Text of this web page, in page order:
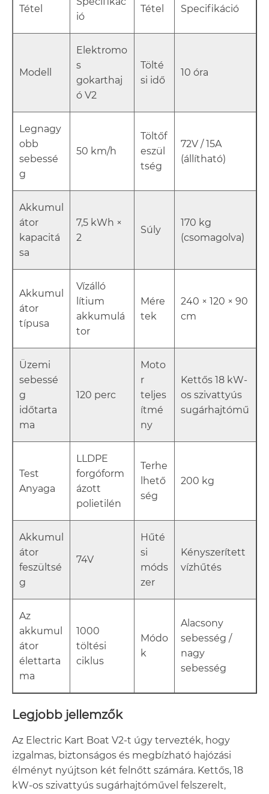
Tétel
ió
Tétel Specifikáció
Modell
Elektromo
s
gokarthaj
ó V2
Tölté
si idő
10 óra
Legnagy
obb
sebessé
g
50 km/h
Töltőf
eszül
tség
72V / 15A
(állítható)
Akkumul
átor
kapacitá
sa
7,5 kWh ×
2
Súly
170 kg
(csomagolva)
Akkumul
átor
típusa
Vízálló
lítium
akkumulá
tor
Mére
tek
240 × 120 × 90
cm
Üzemi
sebessé
g
időtarta
ma
120 perc
Moto
r
teljes
ítmé
ny
Kettős 18 kW-
os szivattyús
sugárhajtómű
Test
Anyaga
LLDPE
forgóform
ázott
polietilén
Terhe
lhető
ség
200 kg
Akkumul
átor
feszültsé
g
74V
Hűté
si
móds
zer
Kényszerített
vízhűtés
Az
akkumul
átor
élettarta
ma
1000
töltési
ciklus
Módo
k
Alacsony
sebesség /
nagy
sebesség
Legjobb jellemzők
Az Electric Kart Boat V2-t úgy tervezték, hogy
izgalmas, biztonságos és megbízható hajózási
élményt nyújtson két felnőtt számára. Kettős, 18
kW-os szivattyús sugárhajtóművel felszerelt,